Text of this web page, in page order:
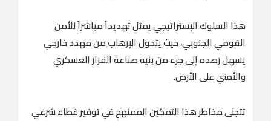
هذا السلوك الإستراتيجي يمثل تهديداً مباشراً للأمن
القومي الجنوبي، حيث يتحول الإرهاب من مهدد خارجي
يسهل رصده إلى جزء من بنية صناعة القرار العسكري
والأمني على الأرض.
تتجلى مخاطر هذا التمكين الممنهج في توفير غطاء شرعي